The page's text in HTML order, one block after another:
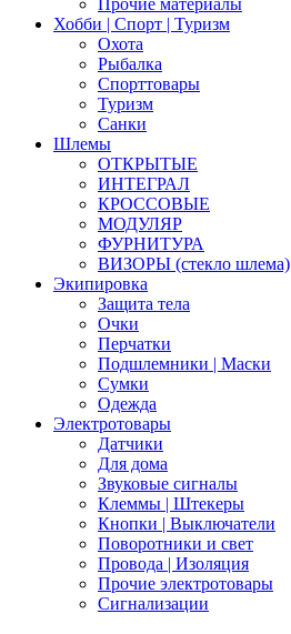
Прочие материалы
Хобби | Cпорт | Туризм
Охота
Рыбалка
Спорттовары
Туризм
Санки
Шлемы
ОТКРЫТЫЕ
ИНТЕГРАЛ
КРОССОВЫЕ
МОДУЛЯР
ФУРНИТУРА
ВИЗОРЫ (стекло шлема)
Экипировка
Защита тела
Очки
Перчатки
Подшлемники | Маски
Сумки
Одежда
Электротовары
Датчики
Для дома
Звуковые сигналы
Клеммы | Штекеры
Кнопки | Выключатели
Поворотники и свет
Провода | Изоляция
Прочие электротовары
Сигнализации